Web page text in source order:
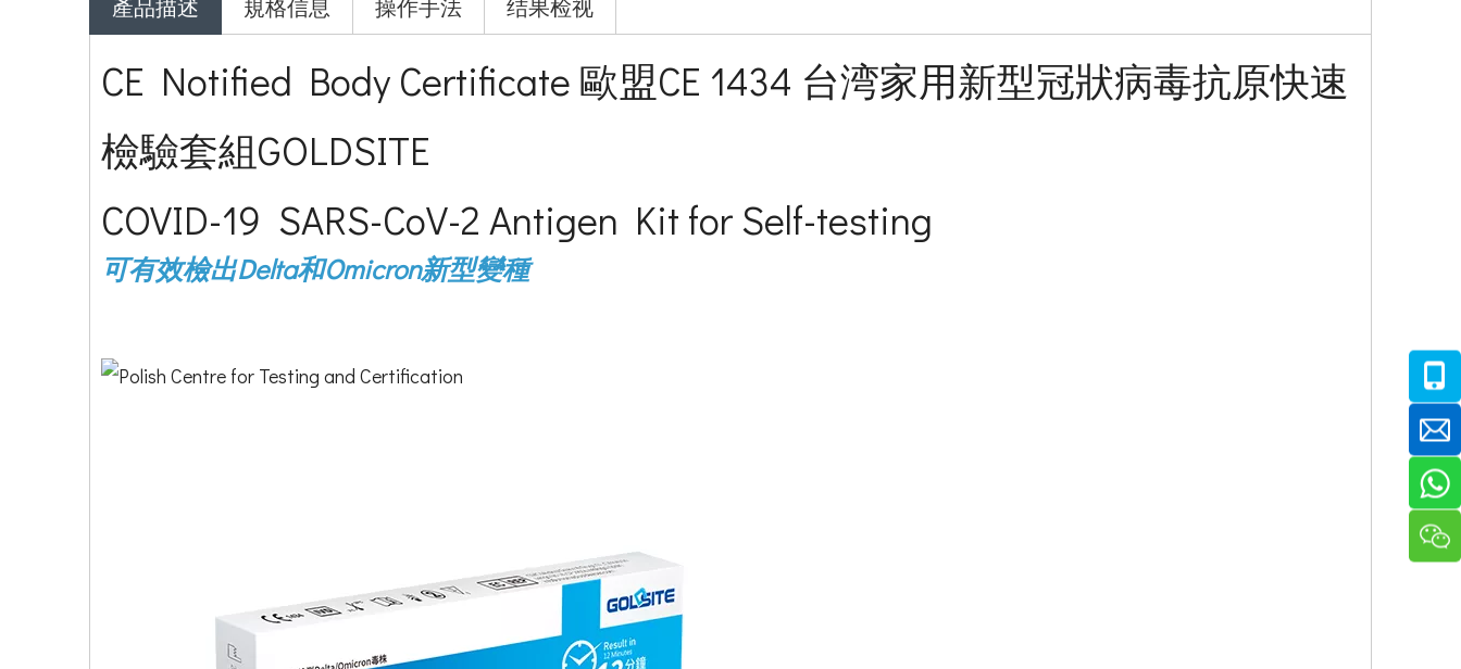
產品描述 規格信息 操作手法 结果检视
CE Notified Body Certificate 歐盟CE 1434 台湾家用新型冠狀病毒抗原快速
檢驗套組GOLDSITE
COVID-19 SARS-CoV-2 Antigen Kit for Self-testing
可有效檢出Delta和Omicron新型變種